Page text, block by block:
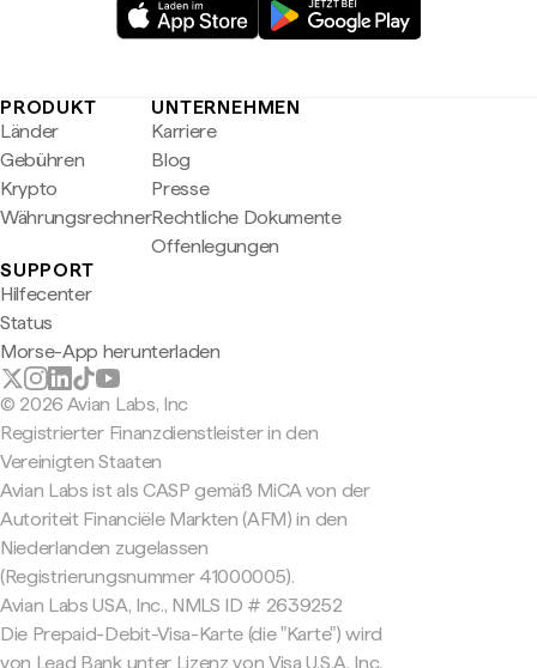
PRODUKT
Länder
Gebühren
Krypto
Währungsrechner
UNTERNEHMEN
Karriere
Blog
Presse
Rechtliche Dokumente
Offenlegungen
SUPPORT
Hilfecenter
Status
Morse-App herunterladen
© 2026 Avian Labs, Inc
Registrierter Finanzdienstleister in den
Vereinigten Staaten
Avian Labs ist als CASP gemäß MiCA von der
Autoriteit Financiële Markten (AFM) in den
Niederlanden zugelassen
(Registrierungsnummer 41000005).
Avian Labs USA, Inc., NMLS ID # 2639252
Die Prepaid-Debit-Visa-Karte (die "Karte") wird
von Lead Bank unter Lizenz von Visa U.S.A. Inc.